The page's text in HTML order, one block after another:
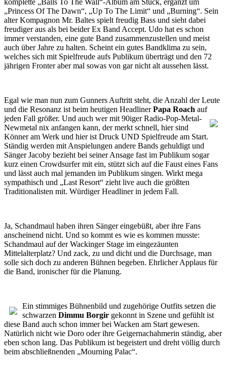
„Princess Of The Dawn“, „Up To The Limit“ und „Burning“. Sein
alter Kompagnon Mr. Baltes spielt freudig Bass und sieht dabei
freudiger aus als bei beider Ex Band Accept. Udo hat es schon
immer verstanden, eine gute Band zusammenzustellen und meist
auch über Jahre zu halten. Scheint ein gutes Bandklima zu sein,
welches sich mit Spielfreude aufs Publikum überträgt und den 72
jährigen Fronter aber mal sowas von gar nicht alt aussehen lässt.
Egal wie man nun zum Gunners Auftritt steht, die Anzahl der Leute
und die Resonanz ist beim heutigen HeadlinerPapa Roach auf
jeden Fall größer. Und auch wer mit 90iger Radio-Pop-Metal-
Newmetal nix anfangen kann, der merkt schnell, hier sind
Könner am Werk und hier ist Druck UND Spielfreude am Start.
Ständig werden mit Anspielungen andere Bands gehuldigt und
Sänger Jacoby bezieht bei seiner Ansage fast im Publikum sogar
kurz einen Crowdsurfer mit ein, stützt sich auf die Faust eines Fans
und lässt auch mal jemanden im Publikum singen. Wirkt mega
sympathisch und „Last Resort“ zieht live auch die größten
Traditionalisten mit. Würdiger Headliner in jedem Fall.
Ja, Schandmaul haben ihren Sänger eingebüßt, aber ihre Fans
anscheinend nicht. Und so kommt es wie es kommen musste:
Schandmaul auf der Wackinger Stage im eingezäunten
Mittelalterplatz? Und zack, zu und dicht und die Durchsage, man
solle sich doch zu anderen Bühnen begeben. Ehrlicher Applaus für
die Band, ironischer für die Planung.
Ein stimmiges Bühnenbild und zugehörige Outfits setzen die
schwarzen Dimmu Borgir gekonnt in Szene und gefühlt ist
diese Band auch schon immer bei Wacken am Start gewesen.
Natürlich nicht wie Doro oder ihre Geigernachahmerin ständig, aber
eben schon lang. Das Publikum ist begeistert und dreht völlig durch
beim abschließnenden „Mourning Palac“.